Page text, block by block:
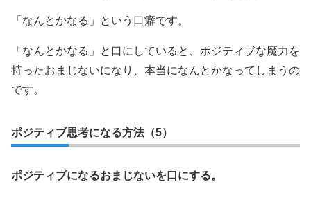
「なんとかなる」という口癖です。
「なんとかなる」と口にしていると、ポジティブな魔力を
持ったおまじないになり、本当になんとかなってしまうの
です。
ポジティブ思考になる方法（5）
ポジティブになるおまじないを口にする。